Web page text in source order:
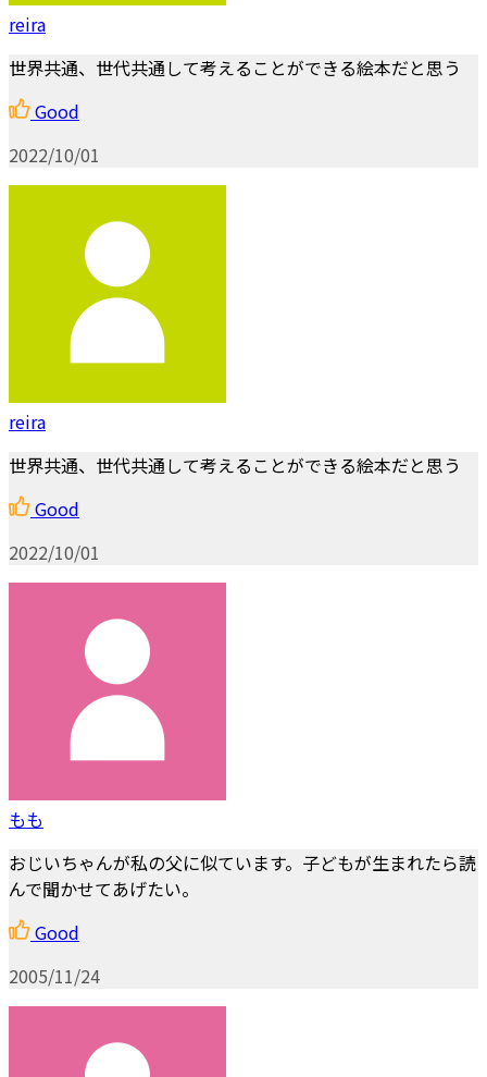
reira
世界共通、世代共通して考えることができる絵本だと思う
Good
2022/10/01
reira
世界共通、世代共通して考えることができる絵本だと思う
Good
2022/10/01
もも
おじいちゃんが私の父に似ています。子どもが生まれたら読
んで聞かせてあげたい。
Good
2005/11/24